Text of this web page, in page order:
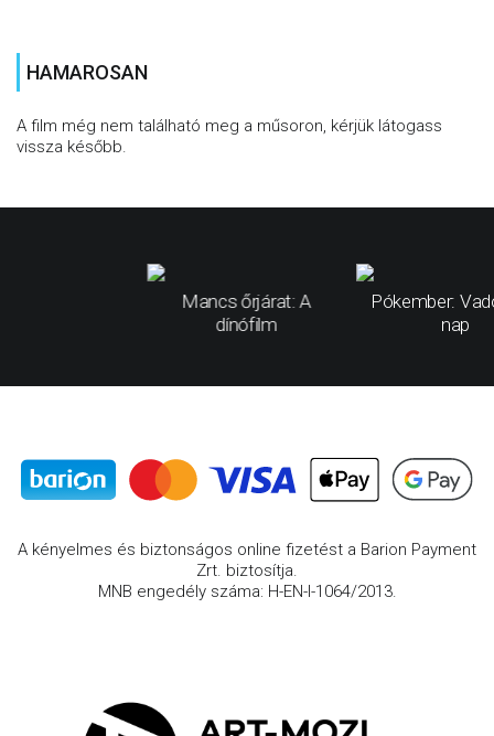
HAMAROSAN
A film még nem található meg a műsoron, kérjük látogass
vissza később.
Mancs őrjárat: A
dínófilm
Pókember:
nap
A kényelmes és biztonságos online fizetést a Barion Payment
Zrt. biztosítja.
MNB engedély száma: H-EN-I-1064/2013.